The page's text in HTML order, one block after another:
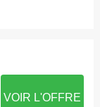
VOIR L'OFFRE